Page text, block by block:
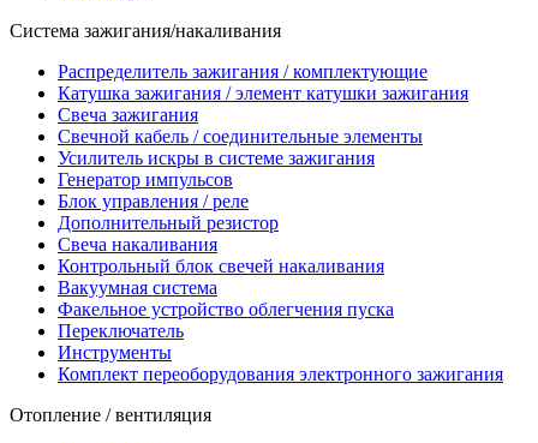
Система зажигания/накаливания
Распределитель зажигания / комплектующие
Катушка зажигания / элемент катушки зажигания
Свеча зажигания
Свечной кабель / соединительные элементы
Усилитель искры в системе зажигания
Генератор импульсов
Блок управления / реле
Дополнительный резистор
Свеча накаливания
Контрольный блок свечей накаливания
Вакуумная система
Факельное устройство облегчения пуска
Переключатель
Инструменты
Комплект переоборудования электронного зажигания
Отопление / вентиляция